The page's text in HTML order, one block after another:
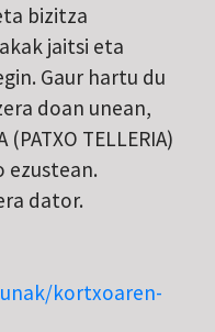
bizitza
jaitsi eta
Gaur hartu du
doan unean,
TELLERIA)
ezustean.
dator.
kortxoaren-